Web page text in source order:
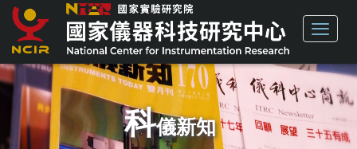
科儀新知